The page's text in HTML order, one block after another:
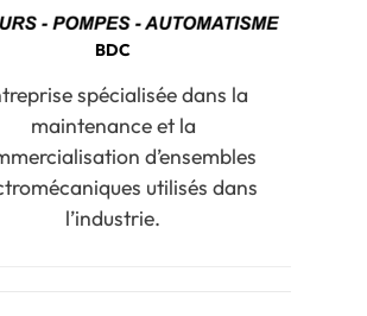
BDC
spécialisée dans la
maintenance et la
d’ensembles
utilisés dans
l’industrie.